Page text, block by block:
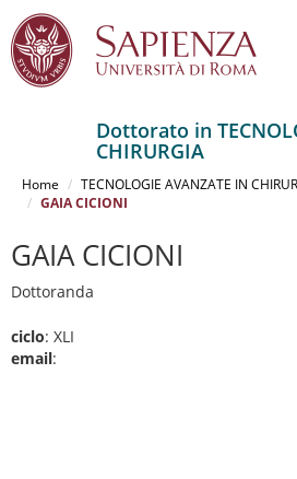
contenuto
Dottorato in
CHIRURGIA
Home TECNOLOGIE AVANZATE IN
GAIA CICIONI
GAIA CICIONI
Dottoranda
ciclo: XLI
email: